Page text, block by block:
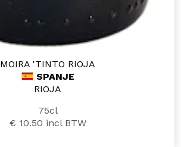
MOIRA 'TINTO RIOJA
SPANJE
RIOJA
75cl
€ 10.50 incl BTW